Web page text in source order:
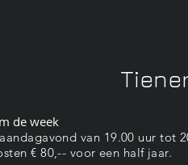
de week
van 19.00 uur tot
€ 80,-- voor een half jaar.